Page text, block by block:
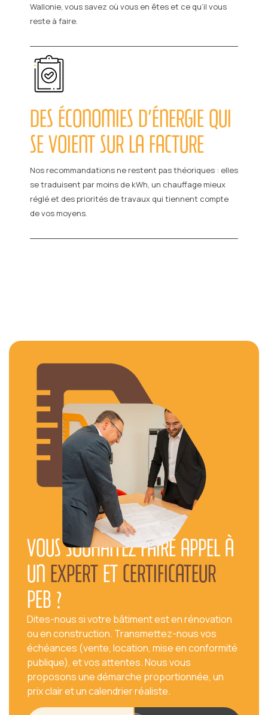
Wallonie, vous savez où vous en êtes et ce qu’il vous
reste à faire.
DES ÉCONOMIES D’ÉNERGIE QUI
SE VOIENT SUR LA FACTURE
Nos recommandations ne restent pas théoriques : elles
se traduisent par moins de kWh, un chauffage mieux
réglé et des priorités de travaux qui tiennent compte
de vos moyens.
VOUS SOUHAITEZ FAIRE APPEL À
UN EXPERTETCERTIFICATEUR
PEB ?
Dites-nous si votre bâtiment est en rénovation
ou en construction. Transmettez-nous vos
échéances (vente, location, mise en conformité
publique), et vos attentes. Nous vous
proposons une démarche proportionnée, un
prix clair et un calendrier réaliste.